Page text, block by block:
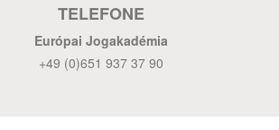
TELEFONE
Európai Jogakadémia
+49 (0)651 937 37 90